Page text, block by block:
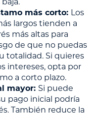
más corto: Los
largos tienden a
más altas para
de que no puedas
totalidad. Si quieres
intereses, opta por
a corto plazo.
mayor: Si puede
pago inicial podría
También reduce la